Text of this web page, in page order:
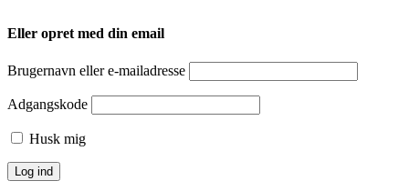
Eller opret med din email
Brugernavn eller e-mailadresse
Adgangskode
Husk mig